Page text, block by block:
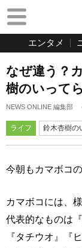
エンタメ
なぜ違う？
樹のいって
NEWS ONLINE 編集部
ライフ 鈴木杏樹の
今朝もカマボコ
カマボコには、
代表的なものは
『タチウオ』『